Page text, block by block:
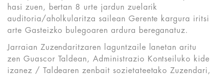
hasi zuen, bertan 8 urte jardun zuelarik
auditoria/aholkularitza sailean Gerente kargura iritsi
arte Gasteizko bulegoaren ardura bereganatuz.
Jarraian Zuzendaritzaren laguntzaile lanetan aritu
zen Guascor Taldean, Administrazio Kontseiluko kide
izanez / Taldearen zenbait sozietateetako Zuzendari,